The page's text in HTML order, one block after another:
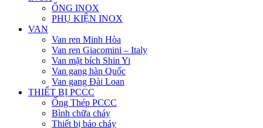
ỐNG INOX
PHỤ KIỆN INOX
VAN
Van ren Minh Hòa
Van ren Giacomini – Italy
Van mặt bích Shin Yi
Van gang hàn Quốc
Van gang Đài Loan
THIẾT BỊ PCCC
Ống Thép PCCC
Bình chữa cháy
Thiết bị báo cháy